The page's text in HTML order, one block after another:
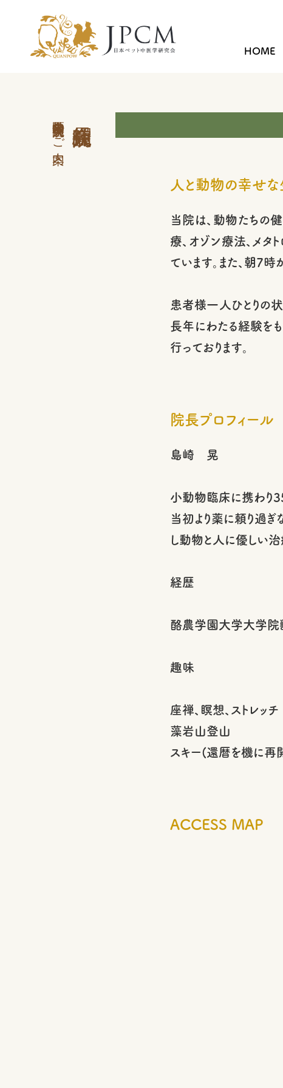
HOME
中医学外来 会員病院のご案内
人と動物の幸せな
当院は、動物たちの
療、オゾン療法、メ
ています。また、朝7
患者様一人ひとりの
長年にわたる経験を
行っております。
院長プロフィール
島崎 晃
小動物臨床に携わり
当初より薬に頼り過
し動物と人に優しい治
経歴
酪農学園大学大学
趣味
座禅、瞑想、ストレッチ
藻岩山登山
スキー(還暦を機に再
ACCESS MAP